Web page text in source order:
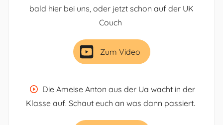
bald hier bei uns, oder jetzt schon auf der UK
Couch
Zum Video
Die Ameise Anton aus der Ua wacht in der
Klasse auf. Schaut euch an was dann passiert.